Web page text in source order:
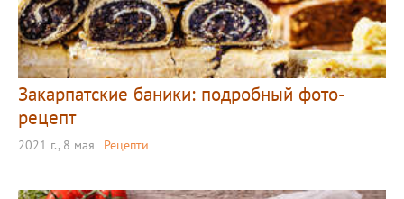
Закарпатские баники: подробный фото-
рецепт
2021 г., 8 мая Рецепти